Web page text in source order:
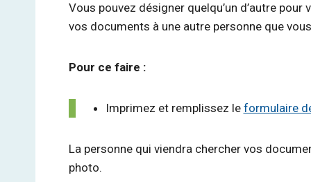
Vous pouvez désigner quelqu’un d’autre
vos documents à une autre personne que
Pour ce faire :
Imprimez et remplissez le formulaire
La personne qui viendra chercher vos
photo.